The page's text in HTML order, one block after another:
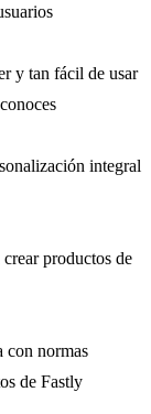
y tan fácil de usar
integral
productos de
con normas
de Fastly